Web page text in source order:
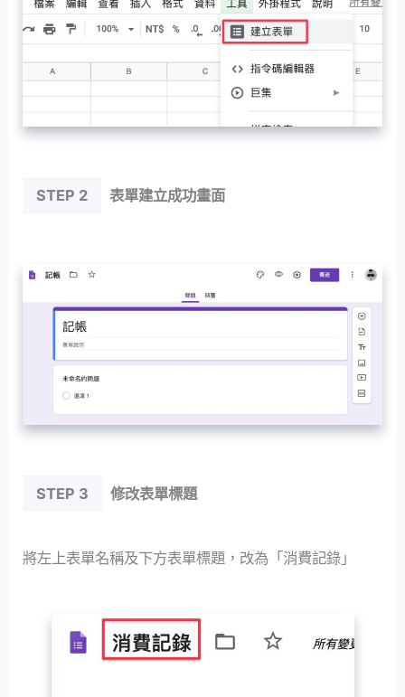
STEP 2 表單建立成功畫面
STEP 3 修改表單標題
將左上表單名稱及下方表單標題，改為「消費記錄」